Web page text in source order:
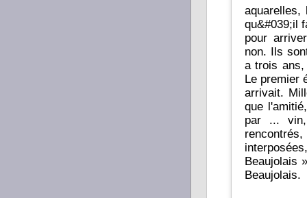
aquarelles,
qu&#039;il
pour
non. Ils
a trois ans,
Le premier
arrivait.
que
par ...
Beaujolais » et
Beaujolais.